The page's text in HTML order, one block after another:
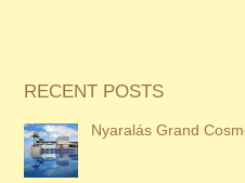
RECENT POSTS
Nyaralás Grand